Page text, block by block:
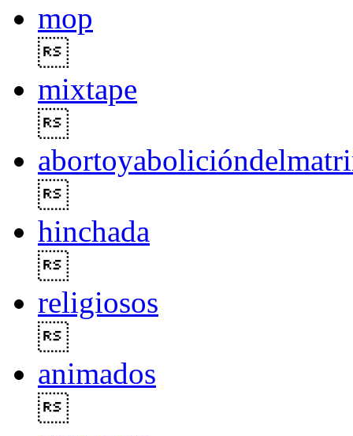
mop
mixtape
hinchada
religiosos
animados